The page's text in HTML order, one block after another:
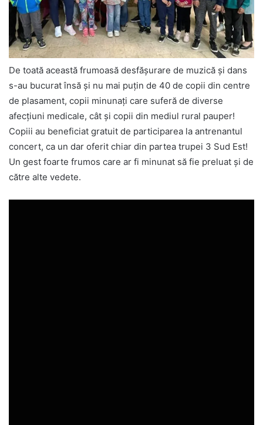
De toată această frumoasă desfășurare de muzică și dans
s-au bucurat însă și nu mai puțin de 40 de copii din centre
de plasament, copii minunați care suferă de diverse
afecțiuni medicale, cât și copii din mediul rural pauper!
Copiii au beneficiat gratuit de participarea la antrenantul
concert, ca un dar oferit chiar din partea trupei 3 Sud Est!
Un gest foarte frumos care ar fi minunat să fie preluat și de
către alte vedete.